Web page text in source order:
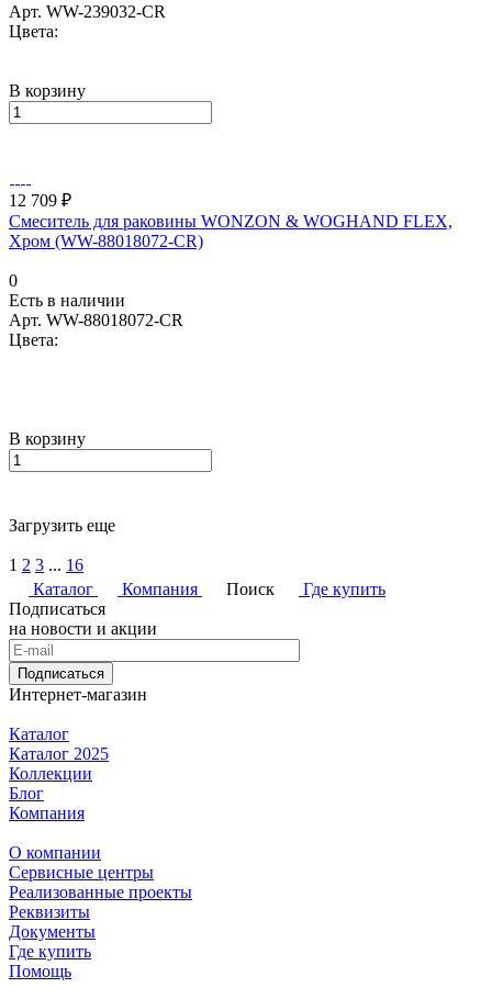
Арт. WW-239032-CR
Цвета:
В корзину
12 709 ₽
Смеситель для раковины WONZON & WOGHAND FLEX,
Хром (WW-88018072-CR)
0
Есть в наличии
Арт. WW-88018072-CR
Цвета:
В корзину
Загрузить еще
1 2 3 ... 16
Каталог
Компания Поиск
Где купить
Подписаться
на новости и акции
Подписаться
Интернет-магазин
Каталог
Каталог 2025
Коллекции
Блог
Компания
О компании
Сервисные центры
Реализованные проекты
Реквизиты
Документы
Где купить
Помощь